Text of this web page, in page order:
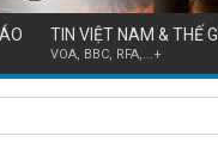
TIN VIỆT NAM & THẾ
VOA, BBC, RFA,...+
họ và Giáo điểm